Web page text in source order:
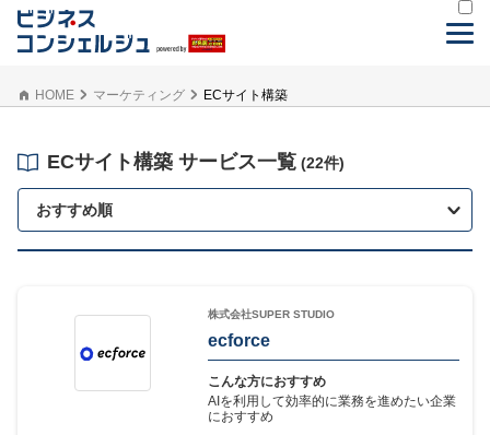
HOME マーケティング ECサイト構築
ECサイト構築 サービス一覧 (22件)
おすすめ順
株式会社SUPER STUDIO
ecforce
こんな方におすすめ
AIを利用して効率的に業務を進めたい企業
におすすめ